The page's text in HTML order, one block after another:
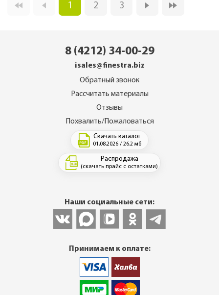
1 2 3
8 (4212) 34-00-29
isales@finestra.biz
Обратный звонок
Рассчитать материалы
Отзывы
Похвалить/Пожаловаться
Скачать каталог
01.08.2026 / 26.2 мб
Распродажа
(скачать прайс с остатками)
Наши социальные сети:
Принимаем к оплате: